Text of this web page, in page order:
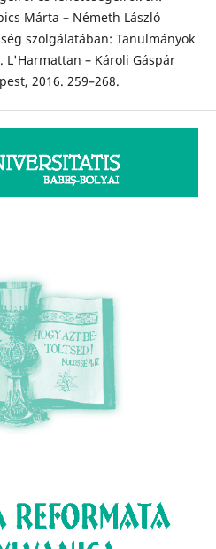
Márta – Németh László
szolgálatában: Tanulmányok
L'Harmattan – Károli Gáspár
2016. 259–268.